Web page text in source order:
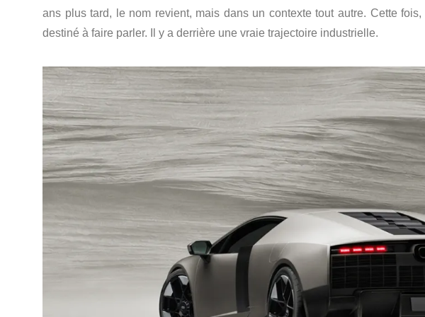
ans plus tard, le nom revient, mais dans un contexte tout autre. Cette
destiné à faire parler. Il y a derrière une vraie trajectoire industrielle.